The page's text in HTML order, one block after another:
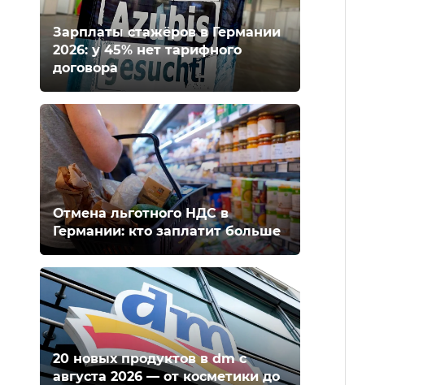
Зарплаты стажёров в Германии
2026: у 45% нет тарифного
договора
Отмена льготного НДС в
Германии: кто заплатит больше
20 новых продуктов в dm с
августа 2026 — от косметики до